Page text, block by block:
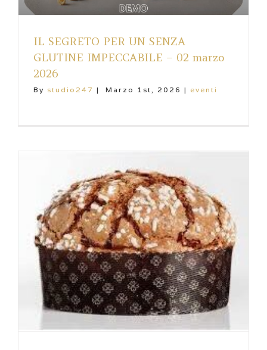
IL SEGRETO PER UN SENZA
GLUTINE IMPECCABILE – 02 marzo
2026
By studio247 | Marzo 1st, 2026 | eventi